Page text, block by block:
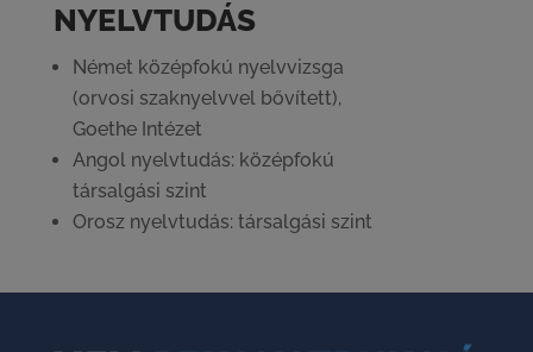
NYELVTUDÁS
Német középfokú nyelvvizsga
(orvosi szaknyelvvel bővített),
Goethe Intézet
Angol nyelvtudás: középfokú
társalgási szint
Orosz nyelvtudás: társalgási szint